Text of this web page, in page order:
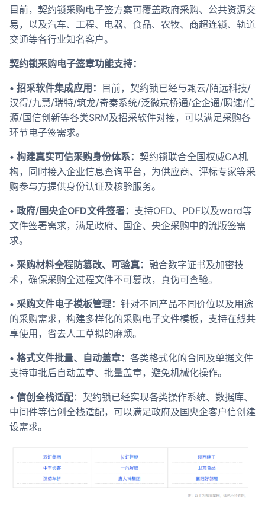
目前，契约锁采购电子签方案可覆盖政府采购、公共资源交
易，以及汽车、工程、电器、食品、农牧、商超连锁、轨道
交通等各行业知名客户。
契约锁采购电子签章功能支持：
• 招采软件集成应用：
目前，契约锁已经与甄云/陌远科技/
汉得/九慧/瑞特/筑龙/奇秦系统/泛微京桥通/企企通/瞬速/信
源/国信创新等各类SRM及招采软件对接，可以满足采购各
环节电子签需求。
• 构建真实可信采购身份体系： 契约锁联合全国权威CA机
构，同时接入企业信息查询平台，为供应商、评标专家等采
购参与方提供身份认证及核验服务。
• 政府/国央企OFD文件签署： 支持OFD、PDF以及word等
文件签署需求，满足政府、国企、央企采购中的流版签需
求。
• 采购材料全程防篡改、可验真： 融合数字证书及加密技
术，确保采购全过程文件不可篡改，真伪可查验。
• 采购文件电子模板管理： 针对不同产品不同价位以及用途
的采购需求，构建多样化的采购电子文件模板，支持在线共
享使用，省去人工草拟的麻烦。
• 格式文件批量、自动盖章： 各类格式化的合同及单据文件
支持审批后自动盖章、批量盖章，避免机械化操作。
• 信创全栈适配：契约锁已经实现各类操作系统、数据库、
中间件等信创全栈适配，可以满足政府及国央企客户信创建
设需求。